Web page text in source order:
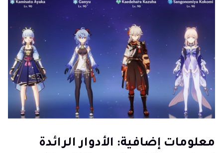
معلومات إضافية: الأدوار الرائدة